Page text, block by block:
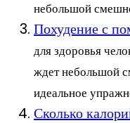
небольшой
Похудение с
для здоровья
ждет небольшой
идеальное
Сколько